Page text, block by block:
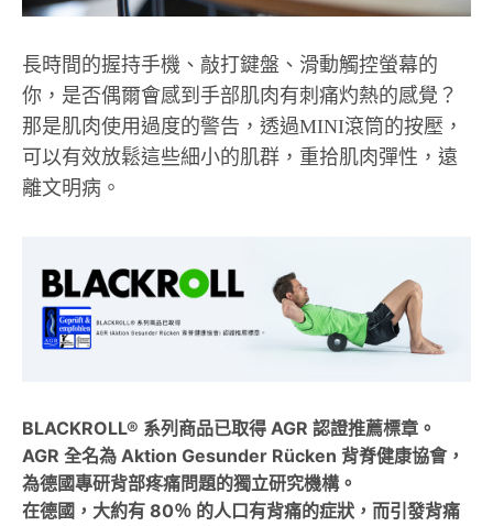
長時間的握持手機、敲打鍵盤、滑動觸控螢幕的
你，是否偶爾會感到手部肌肉有刺痛灼熱的感覺？
那是肌肉使用過度的警告，透過MINI滾筒的按壓，
可以有效放鬆這些細小的肌群，重拾肌肉彈性，遠
離文明病。
BLACKROLL® 系列商品已取得 AGR 認證推薦標章。
AGR 全名為 Aktion Gesunder Rücken 背脊健康協會，
為德國專研背部疼痛問題的獨立研究機構。
在德國，大約有 80％ 的人口有背痛的症狀，而引發背痛